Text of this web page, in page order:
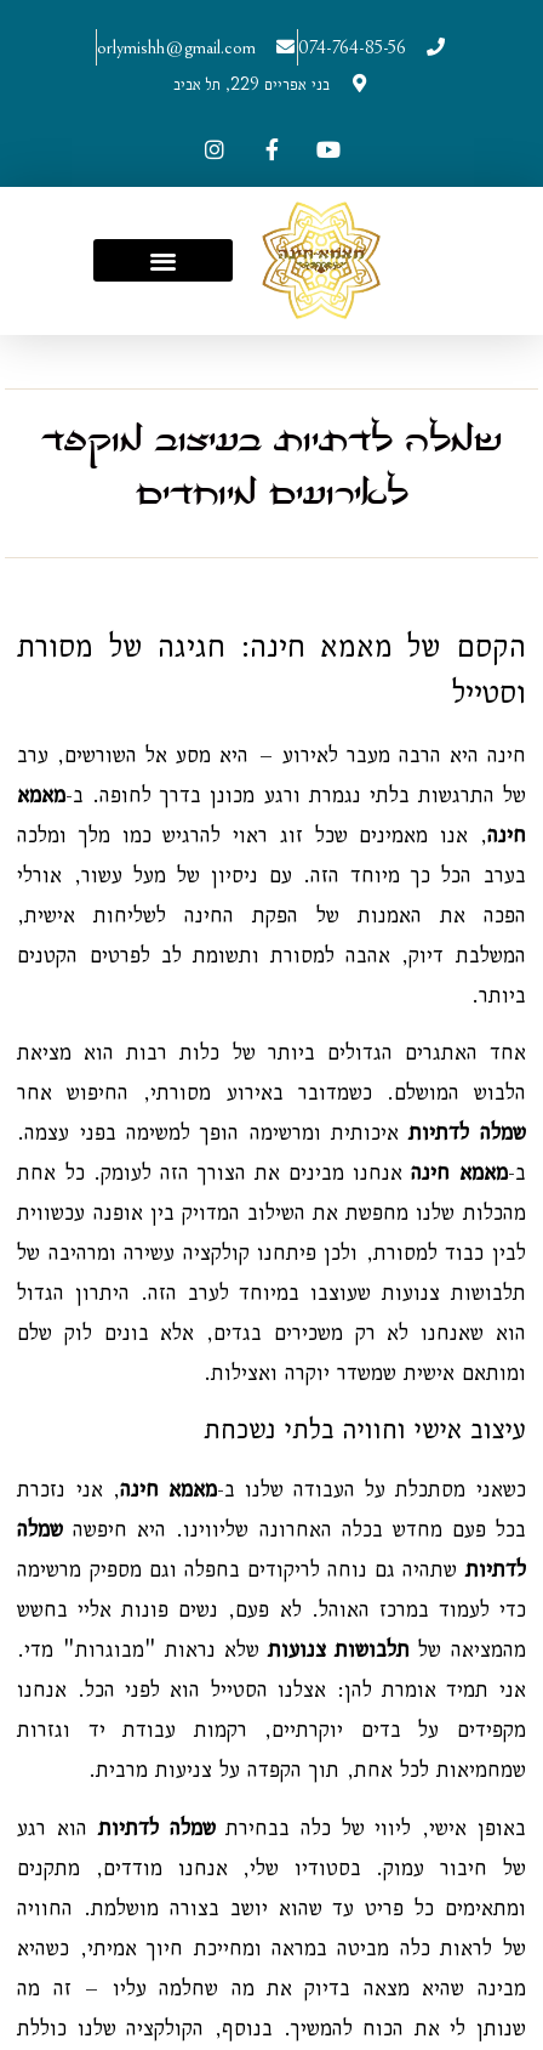
074-764-85-56
orlymishh@gmail.com
בני אפריים 229, תל אביב
שמלה לדתיות בעיצוב מוקפד
לאירועים מיוחדים
הקסם של מאמא חינה: חגיגה של מסורת
וסטייל
חינה היא הרבה מעבר לאירוע – היא מסע אל השורשים, ערב
של התרגשות בלתי נגמרת ורגע מכונן בדרך לחופה. ב-מאמא
חינה, אנו מאמינים שכל זוג ראוי להרגיש כמו מלך ומלכה
בערב הכל כך מיוחד הזה. עם ניסיון של מעל עשור, אורלי
הפכה את האמנות של הפקת החינה לשליחות אישית,
המשלבת דיוק, אהבה למסורת ותשומת לב לפרטים הקטנים
ביותר.
אחד האתגרים הגדולים ביותר של כלות רבות הוא מציאת
הלבוש המושלם. כשמדובר באירוע מסורתי, החיפוש אחר
שמלה לדתיותאיכותית ומרשימה הופך למשימה בפני עצמה.
ב-מאמא חינהאנחנו מבינים את הצורך הזה לעומק. כל אחת
מהכלות שלנו מחפשת את השילוב המדויק בין אופנה עכשווית
לבין כבוד למסורת, ולכן פיתחנו קולקציה עשירה ומרהיבה של
תלבושות צנועות שעוצבו במיוחד לערב הזה. היתרון הגדול
הוא שאנחנו לא רק משכירים בגדים, אלא בונים לוק שלם
ומותאם אישית שמשדר יוקרה ואצילות.
עיצוב אישי וחוויה בלתי נשכחת
כשאני מסתכלת על העבודה שלנו ב-מאמא חינה, אני נזכרת
בכל פעם מחדש בכלה האחרונה שליווינו. היא חיפשה שמלה
לדתיותשתהיה גם נוחה לריקודים בחפלה וגם מספיק מרשימה
כדי לעמוד במרכז האוהל. לא פעם, נשים פונות אליי בחשש
מהמציאה של תלבושות צנועותשלא נראות "מבוגרות" מדי.
אני תמיד אומרת להן: אצלנו הסטייל הוא לפני הכל. אנחנו
מקפידים על בדים יוקרתיים, רקמות עבודת יד וגזרות
שמחמיאות לכל אחת, תוך הקפדה על צניעות מרבית.
באופן אישי, ליווי של כלה בבחירת שמלה לדתיותהוא רגע
של חיבור עמוק. בסטודיו שלי, אנחנו מודדים, מתקנים
ומתאימים כל פריט עד שהוא יושב בצורה מושלמת. החוויה
של לראות כלה מביטה במראה ומחייכת חיוך אמיתי, כשהיא
מבינה שהיא מצאה בדיוק את מה שחלמה עליו – זה מה
שנותן לי את הכוח להמשיך. בנוסף, הקולקציה שלנו כוללת